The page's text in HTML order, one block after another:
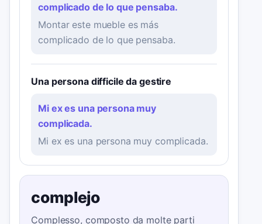
complicado de lo que pensaba.
Montar este mueble es más
complicado de lo que pensaba.
Una persona difficile da gestire
Mi ex es una persona muy
complicada.
Mi ex es una persona muy complicada.
complejo
Complesso, composto da molte parti